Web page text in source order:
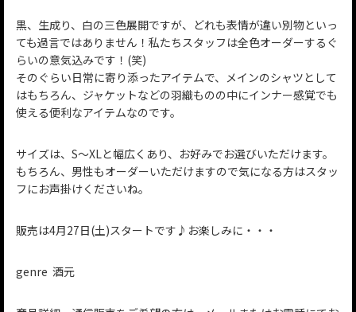
黒、生成り、白の三色展開ですが、どれも表情が違い別物といっ
ても過言ではありません！私たちスタッフは全色オーダーするぐ
らいの意気込みです！(笑)
そのぐらい日常に寄り添ったアイテムで、メインのシャツとして
はもちろん、ジャケットなどの羽織ものの中にインナー感覚でも
使える便利なアイテムなのです。
サイズは、S〜XLと幅広くあり、お好みでお選びいただけます。
もちろん、男性もオーダーいただけますので気になる方はスタッ
フにお声掛けくださいね。
販売は4月27日(土)スタートです♪お楽しみに・・・
genre 酒元